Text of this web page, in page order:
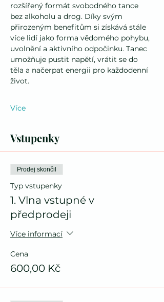
rozšířený formát svobodného tance
bez alkoholu a drog. Díky svým
přirozeným benefitům si získává stále
více lidí jako forma vědomého pohybu,
uvolnění a aktivního odpočinku. Tanec
umožňuje pustit napětí, vrátit se do
těla a načerpat energii pro každodenní
život.
Více
Vstupenky
Prodej skončil
Typ vstupenky
1. Vlna vstupné v
předprodeji
Více informací
Cena
600,00 Kč